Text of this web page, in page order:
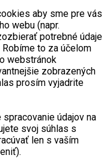
aby sme pre vás
webu (napr.
potrebné údaje
to za účelom
webstránok
zobrazených
prosím vyjadrite
spracovanie údajov na
svoj súhlas s
len s vaším